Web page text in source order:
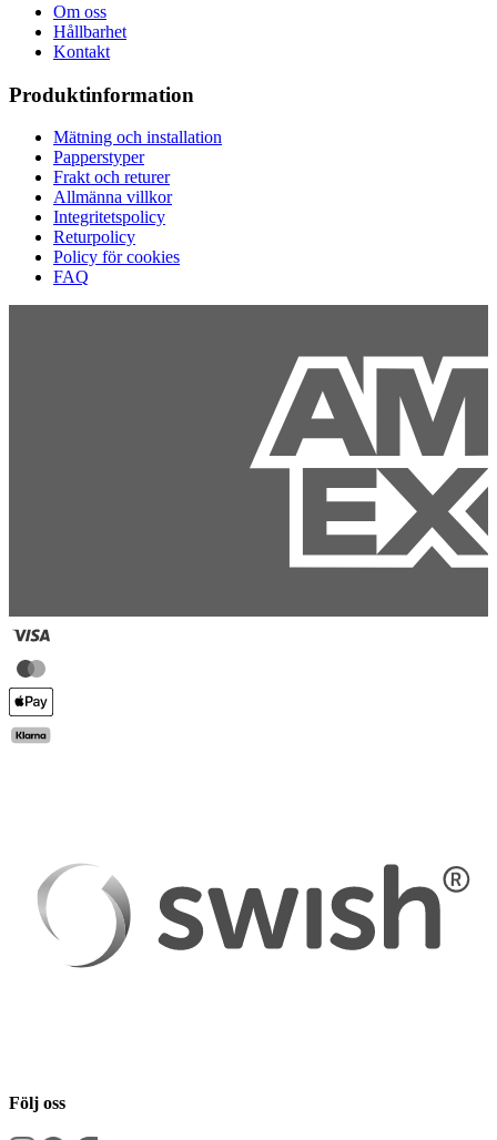
Om oss
Hållbarhet
Kontakt
Produktinformation
Mätning och installation
Papperstyper
Frakt och returer
Allmänna villkor
Integritetspolicy
Returpolicy
Policy för cookies
FAQ
Följ oss